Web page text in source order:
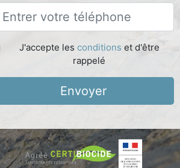
J'accepte les conditions et d'être
rappelé
Envoyer